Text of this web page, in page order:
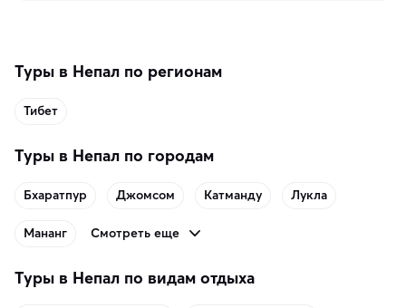
Туры в Непал по регионам
Тибет
Туры в Непал по городам
Бхаратпур Джомсом Катманду Лукла
Мананг Смотреть еще
Туры в Непал по видам отдыха